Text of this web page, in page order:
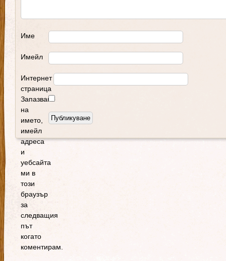
Име
Имейл
Интернет
страница
Запазване
на
името,
имейл
адреса
и
уебсайта
ми в
този
браузър
за
следващия
път
когато
коментирам.